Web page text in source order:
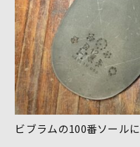
ビブラムの100番ソールに